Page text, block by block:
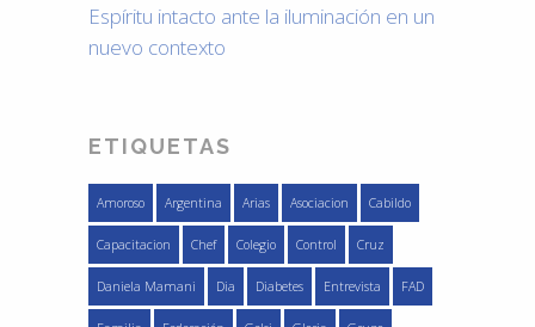
Espíritu intacto ante la iluminación en un
nuevo contexto
ETIQUETAS
Amoroso Argentina Arias Asociacion Cabildo
Capacitacion Chef Colegio Control Cruz
Daniela Mamani Dia Diabetes Entrevista FAD